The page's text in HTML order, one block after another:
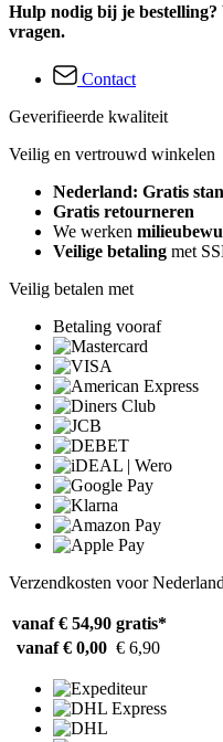
Hulp nodig bij je
vragen.
Contact
Geverifieerde kwaliteit
Veilig en vertrouwd winkelen
Nederland: Gratis
Gratis retourneren
We werken
Veilige betaling met
Veilig betalen met
Betaling vooraf
Verzendkosten voor Nederland
vanaf € 54,90 gratis*
vanaf € 0,00 € 6,90